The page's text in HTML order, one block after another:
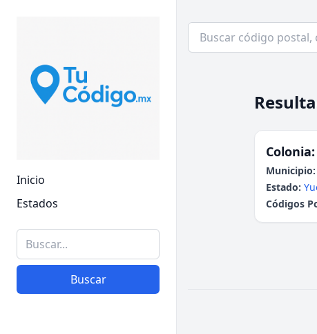
Inicio
Estados
Buscar
Colonia:
Municipio:
Estado:
Códigos